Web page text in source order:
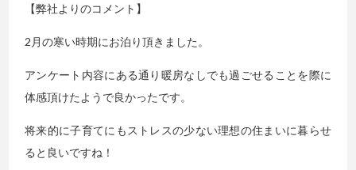
【弊社よりのコメント】
2月の寒い時期にお泊り頂きました。
アンケート内容にある通り暖房なしでも過ごせることを際に
体感頂けたようで良かったです。
将来的に子育てにもストレスの少ない理想の住まいに暮らせ
ると良いですね！